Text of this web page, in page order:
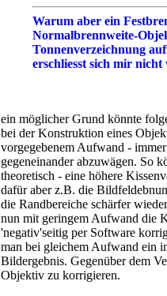
Warum aber ein
Normalbrennweite-
Tonnenverzeichnung
erschliesst sich mir
ein möglicher Grund könnte
bei der Konstruktion eines
vorgegebenem Aufwand -
gegeneinander abzuwägen. So
theoretisch - eine höhere
dafür aber z.B. die
die Randbereiche schärfer
nun mit geringem Aufwand die
'negativ'seitig per Software
man bei gleichem Aufwand ein
Bildergebnis. Gegenüber dem
Objektiv zu korrigieren.